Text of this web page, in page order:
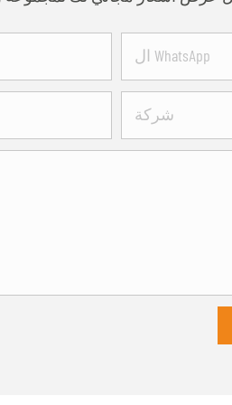
ال WhatsApp
شركة